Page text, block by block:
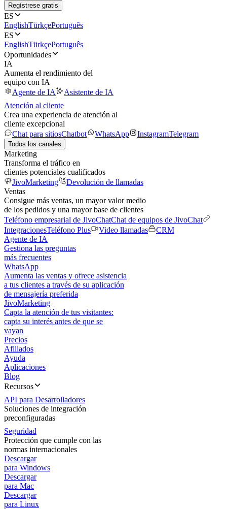
Regístrese gratis
ES
EnglishTürkçePortuguês
ES
EnglishTürkçePortuguês
Oportunidades
IA
Aumenta el rendimiento del
equipo con IA
Agente de IA
Asistente de IA
Atención al cliente
Crea una experiencia de atención al
cliente excepcional
Chat para sitiosChatbot WhatsApp InstagramTelegram
Todos los canales
Marketing
Transforma el tráfico en
clientes potenciales cualificados
JivoMarketing
Devolución de llamadas
Ventas
Consigue más ventas, un mayor valor medio
de los pedidos y una mayor base de clientes
Teléfono empresarial de JivoChatChat de equipos de JivoChat
IntegracionesTeléfono Plus Video llamadas
CRM
Agente de IA
Gestiona las preguntas
más frecuentes
WhatsApp
Aumenta las ventas y ofrece asistencia
a tus clientes a través de su aplicación
de mensajería preferida
JivoMarketing
Capta la atención de tus visitantes:
capta su interés antes de que se
vayan
Precios
Afiliados
Ayuda
Aplicaciones
Blog
Recursos
API para Desarrolladores
Soluciones de integración
preconfiguradas
Seguridad
Protección que cumple con las
normas internacionales
Descargar
para Windows
Descargar
para Mac
Descargar
para Linux